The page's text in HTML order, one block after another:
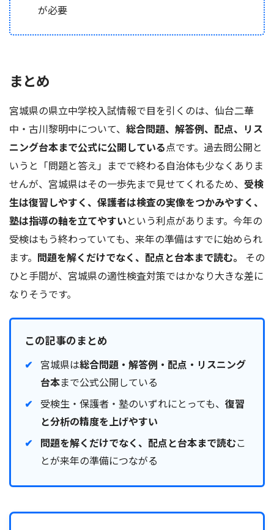
が必要
まとめ
宮城県の県立中学校入試情報で目を引くのは、仙台二華
中・古川黎明中について、 総合問題、解答例、配点、リス
ニング台本まで公式に公開している点です。過去問公開と
いうと「問題と答え」までで終わる自治体も少なくありま
せんが、宮城県はその一歩先まで見せてくれるため、 受検
生は復習しやすく、保護者は検査の実像をつかみやすく、
塾は指導の軸を立てやすいという利点があります。今年の
受検はもう終わっていても、来年の準備はすでに始められ
ます。 問題を解くだけでなく、配点と台本まで読む。
その
ひと手間が、宮城県の適性検査対策ではかなり大きな差に
なりそうです。
この記事のまとめ
宮城県は総合問題・解答例・配点・リスニング
台本まで公式公開している
受検生・保護者・塾のいずれにとっても、 復習
と分析の精度を上げやすい
問題を解くだけでなく、配点と台本まで読むこ
とが来年の準備につながる